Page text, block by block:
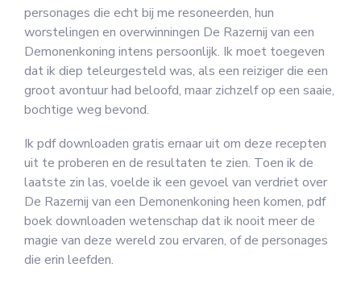
personages die echt bij me resoneerden, hun
worstelingen en overwinningen De Razernij van een
Demonenkoning intens persoonlijk. Ik moet toegeven
dat ik diep teleurgesteld was, als een reiziger die een
groot avontuur had beloofd, maar zichzelf op een saaie,
bochtige weg bevond.
Ik pdf downloaden gratis ernaar uit om deze recepten
uit te proberen en de resultaten te zien. Toen ik de
laatste zin las, voelde ik een gevoel van verdriet over
De Razernij van een Demonenkoning heen komen, pdf
boek downloaden wetenschap dat ik nooit meer de
magie van deze wereld zou ervaren, of de personages
die erin leefden.